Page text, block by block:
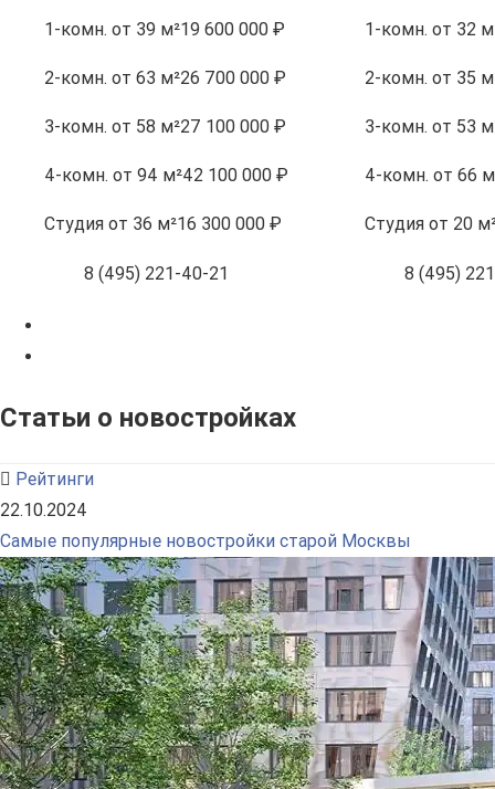
1-комн. от 39 м²19 600 000 ₽
2-комн. от 63 м²26 700 000 ₽
3-комн. от 58 м²27 100 000 ₽
4-комн. от 94 м²42 100 000 ₽
Студия от 36 м²16 300 000 ₽
8 (495) 221-40-21
1-комн. от 32
2-комн. от 35
3-комн. от 53
4-комн. от 66
Студия от 20
8 (495)
Статьи о новостройках
Рейтинги
22.10.2024
Самые популярные новостройки старой Москвы